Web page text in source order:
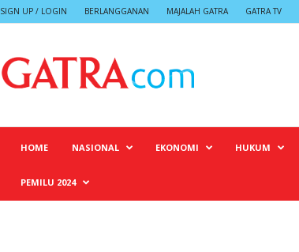
SIGN UP / LOGIN BERLANGGANAN MAJALAH GATRA GATRA TV
HOME NASIONAL EKONOMI HUKUM
PEMILU 2024